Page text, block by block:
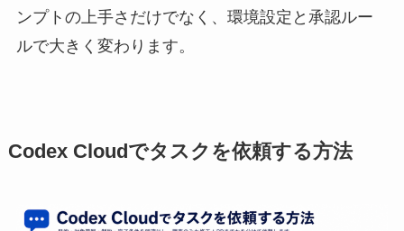
ンプトの上手さだけでなく、環境設定と承認ルー
ルで大きく変わります。
Codex Cloudでタスクを依頼する方法